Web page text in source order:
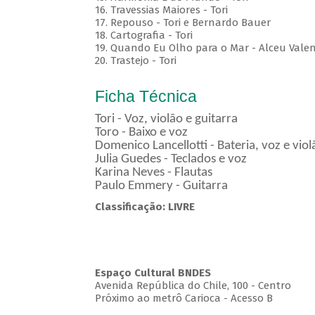
16. Travessias Maiores - Tori
17. Repouso - Tori e Bernardo Bauer
⁠18. Cartografia - Tori
19. Quando Eu Olho para o Mar - Alceu
20. Trastejo - Tori
Ficha Técnica
Tori - Voz, violão e guitarra
Toro - Baixo e voz
Domenico Lancellotti - Bateria, voz e
Julia Guedes - Teclados e voz
Karina Neves - Flautas
Paulo Emmery - Guitarra
Classificação: LIVRE
Espaço Cultural BNDES
Avenida República do Chile, 100 - Centro
Próximo ao metrô Carioca - Acesso B